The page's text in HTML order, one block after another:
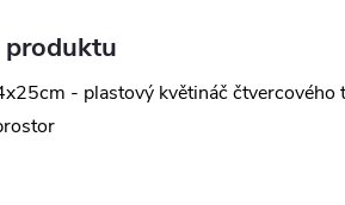
- plastový květináč čtvercového